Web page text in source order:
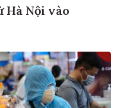
Hà Nội vào